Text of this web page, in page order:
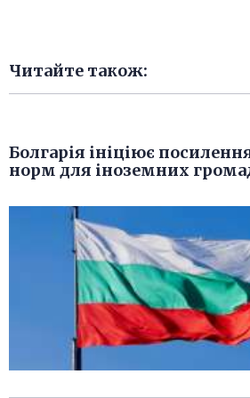
Читайте також:
Болгарія ініціює
норм для іноземних